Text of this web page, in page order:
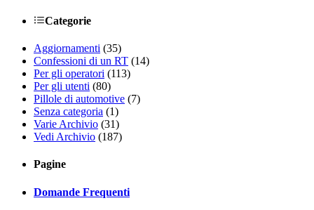
Categorie
Aggiornamenti (35)
Confessioni di un RT (14)
Per gli operatori (113)
Per gli utenti (80)
Pillole di automotive (7)
Senza categoria (1)
Varie Archivio (31)
Vedi Archivio (187)
Pagine
Domande Frequenti